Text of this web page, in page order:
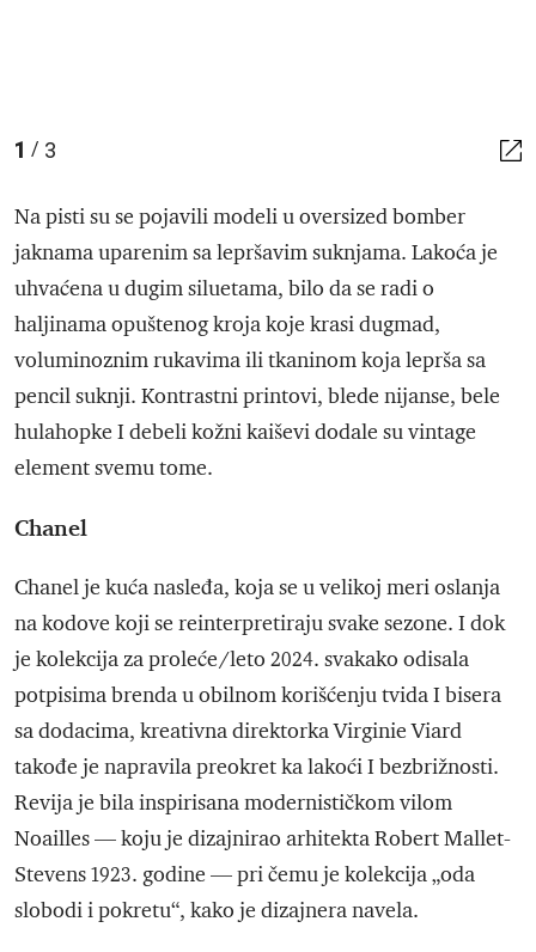
1 / 3
Na pisti su se pojavili modeli u oversized bomber
jaknama uparenim sa lepršavim suknjama. Lakoća je
uhvaćena u dugim siluetama, bilo da se radi o
haljinama opuštenog kroja koje krasi dugmad,
voluminoznim rukavima ili tkaninom koja leprša sa
pencil suknji. Kontrastni printovi, blede nijanse, bele
hulahopke I debeli kožni kaiševi dodale su vintage
element svemu tome.
Chanel
Chanel je kuća nasleđa, koja se u velikoj meri oslanja
na kodove koji se reinterpretiraju svake sezone. I dok
je kolekcija za proleće/leto 2024. svakako odisala
potpisima brenda u obilnom korišćenju tvida I bisera
sa dodacima, kreativna direktorka Virginie Viard
takođe je napravila preokret ka lakoći I bezbrižnosti.
Revija je bila inspirisana modernističkom vilom
Noailles — koju je dizajnirao arhitekta Robert Mallet-
Stevens 1923. godine — pri čemu je kolekcija „oda
slobodi i pokretu“, kako je dizajnera navela.